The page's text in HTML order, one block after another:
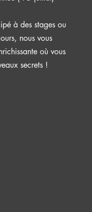
à des stages ou
nous vous
où vous
secrets !